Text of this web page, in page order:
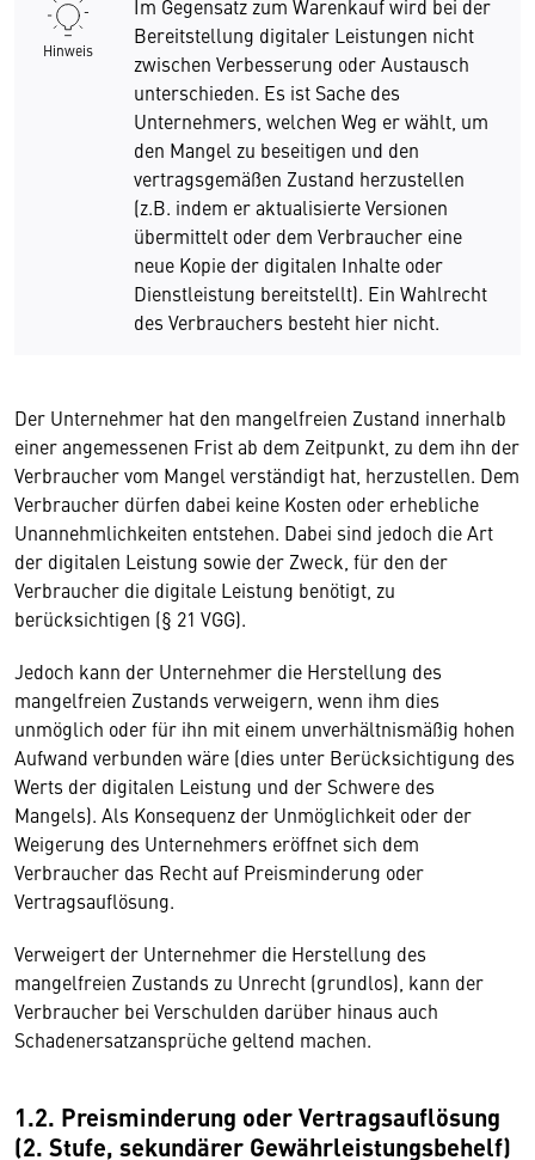
Hinweis
Im Gegensatz zum Warenkauf wird bei der
Bereitstellung digitaler Leistungen nicht
zwischen Verbesserung oder Austausch
unterschieden. Es ist Sache des
Unternehmers, welchen Weg er wählt, um
den Mangel zu beseitigen und den
vertragsgemäßen Zustand herzustellen
(z.B. indem er aktualisierte Versionen
übermittelt oder dem Verbraucher eine
neue Kopie der digitalen Inhalte oder
Dienstleistung bereitstellt). Ein Wahlrecht
des Verbrauchers besteht hier nicht.
Der Unternehmer hat den mangelfreien Zustand innerhalb
einer angemessenen Frist ab dem Zeitpunkt, zu dem ihn der
Verbraucher vom Mangel verständigt hat, herzustellen. Dem
Verbraucher dürfen dabei keine Kosten oder erhebliche
Unannehmlichkeiten entstehen. Dabei sind jedoch die Art
der digitalen Leistung sowie der Zweck, für den der
Verbraucher die digitale Leistung benötigt, zu
berücksichtigen (§ 21 VGG).
Jedoch kann der Unternehmer die Herstellung des
mangelfreien Zustands verweigern, wenn ihm dies
unmöglich oder für ihn mit einem unverhältnismäßig hohen
Aufwand verbunden wäre (dies unter Berücksichtigung des
Werts der digitalen Leistung und der Schwere des
Mangels). Als Konsequenz der Unmöglichkeit oder der
Weigerung des Unternehmers eröffnet sich dem
Verbraucher das Recht auf Preisminderung oder
Vertragsauflösung.
Verweigert der Unternehmer die Herstellung des
mangelfreien Zustands zu Unrecht (grundlos), kann der
Verbraucher bei Verschulden darüber hinaus auch
Schadenersatzansprüche geltend machen.
1.2. Preisminderung oder Vertragsauflösung
(2. Stufe, sekundärer Gewährleistungsbehelf)